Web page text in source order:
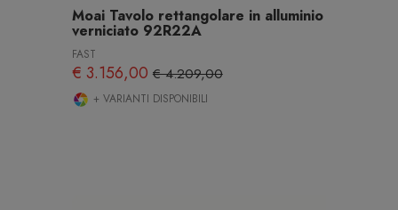
Moai Tavolo rettangolare in alluminio
verniciato 92R22A
FAST
€ 3.156,00€ 4.209,00
+ VARIANTI DISPONIBILI